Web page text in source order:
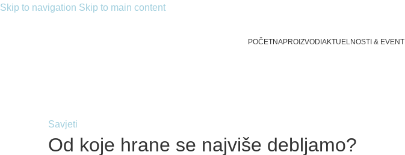
Skip to navigation Skip to main content
POČETNAPROIZVODI AKTUELNOSTI & EVENTI
Savjeti
Od koje hrane se najviše debljamo?